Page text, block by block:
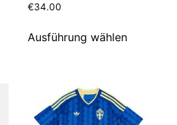
€34.00
Ausführung wählen